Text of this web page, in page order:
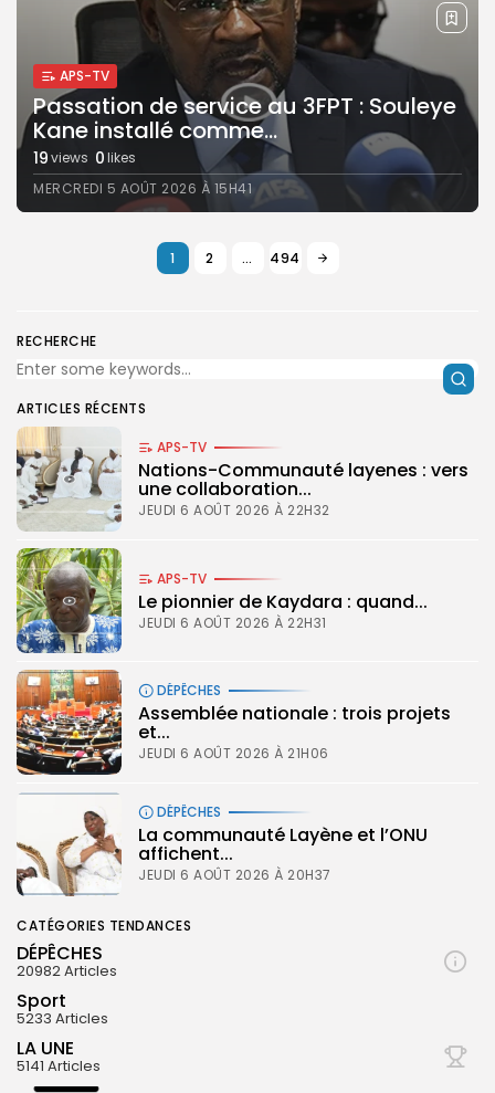
APS-TV
Passation de service au 3FPT : Souleye
Kane installé comme...
19views 0likes
MERCREDI 5 AOÛT 2026 À 15H41
1 2 … 494
RECHERCHE
ARTICLES RÉCENTS
APS-TV
Nations-Communauté layenes : vers
une collaboration...
JEUDI 6 AOÛT 2026 À 22H32
APS-TV
Le pionnier de Kaydara : quand...
JEUDI 6 AOÛT 2026 À 22H31
DÉPÊCHES
Assemblée nationale : trois projets
et...
JEUDI 6 AOÛT 2026 À 21H06
DÉPÊCHES
La communauté Layène et l’ONU
affichent...
JEUDI 6 AOÛT 2026 À 20H37
CATÉGORIES TENDANCES
DÉPÊCHES
20982 Articles
Sport
5233 Articles
LA UNE
5141 Articles